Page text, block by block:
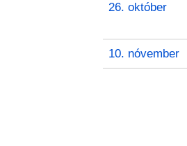
26. október
10. nóvember